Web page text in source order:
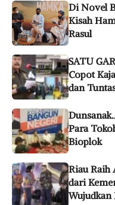
Di Novel
Kisah
Rasul
SATU
Copot
dan
Para
Bioplok
Riau Raih
dari
Wujudkan